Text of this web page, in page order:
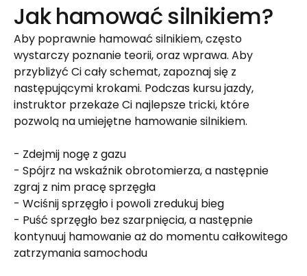
Jak hamować silnikiem?
Aby poprawnie hamować silnikiem, często
wystarczy poznanie teorii, oraz wprawa. Aby
przybliżyć Ci cały schemat, zapoznaj się z
następującymi krokami. Podczas kursu jazdy,
instruktor przekaże Ci najlepsze tricki, które
pozwolą na umiejętne hamowanie silnikiem.
- Zdejmij nogę z gazu
- Spójrz na wskaźnik obrotomierza, a następnie
zgraj z nim pracę sprzęgła
- Wciśnij sprzęgło i powoli zredukuj bieg
- Puść sprzęgło bez szarpnięcia, a następnie
kontynuuj hamowanie aż do momentu całkowitego
zatrzymania samochodu